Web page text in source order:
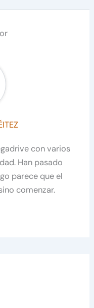
con varios
Han pasado
parece que el
comenzar.